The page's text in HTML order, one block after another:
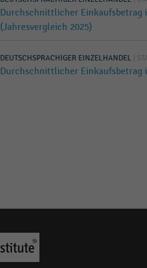
Durchschnittlicher Einkaufsbetrag
(Jahresvergleich 2025)
DEUTSCHSPRACHIGER EINZELHANDEL |
Durchschnittlicher Einkaufsbetrag